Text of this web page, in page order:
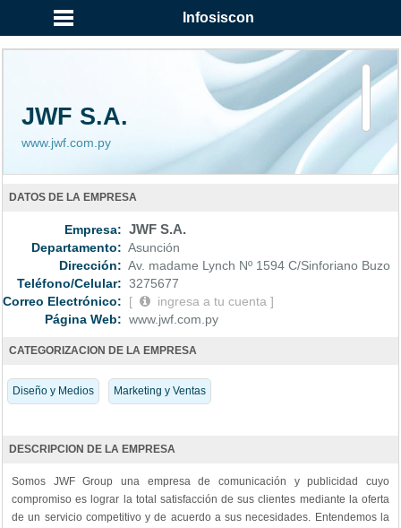
Infosiscon
JWF S.A.
www.jwf.com.py
DATOS DE LA EMPRESA
Empresa: JWF S.A.
Departamento: Asunción
Dirección: Av. madame Lynch Nº 1594 C/Sinforiano Buzo
Teléfono/Celular: 3275677
Correo Electrónico:
[
ingresa a tu cuenta ]
Página Web: www.jwf.com.py
CATEGORIZACION DE LA EMPRESA
Diseño y Medios Marketing y Ventas
DESCRIPCION DE LA EMPRESA
Somos JWF Group una empresa de comunicación y publicidad cuyo
compromiso es lograr la total satisfacción de sus clientes mediante la oferta
de un servicio competitivo y de acuerdo a sus necesidades. Entendemos la